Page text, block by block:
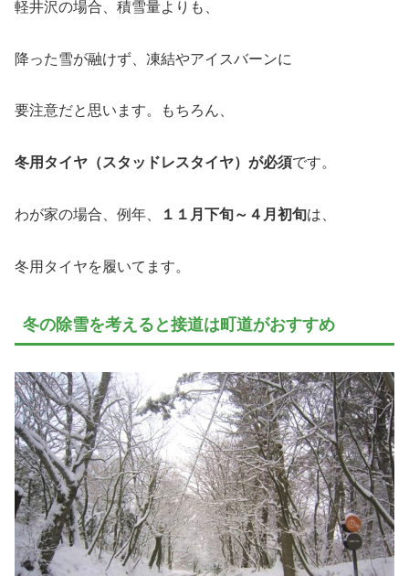
軽井沢の場合、積雪量よりも、
降った雪が融けず、凍結やアイスバーンに
要注意だと思います。もちろん、
冬用タイヤ（スタッドレスタイヤ）が必須です。
わが家の場合、例年、 １１月下旬～４月初旬は、
冬用タイヤを履いてます。
冬の除雪を考えると接道は町道がおすすめ